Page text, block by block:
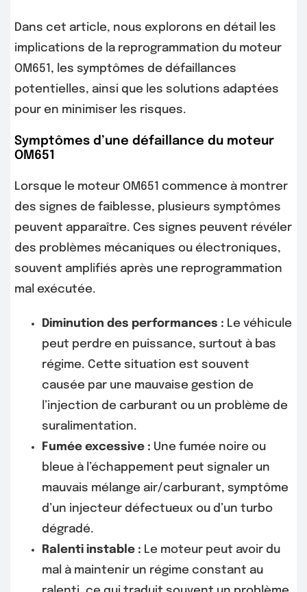
Dans cet article, nous explorons en détail les
implications de la reprogrammation du moteur
OM651, les symptômes de défaillances
potentielles, ainsi que les solutions adaptées
pour en minimiser les risques.
Symptômes d’une défaillance du moteur
OM651
Lorsque le moteur OM651 commence à montrer
des signes de faiblesse, plusieurs symptômes
peuvent apparaître. Ces signes peuvent révéler
des problèmes mécaniques ou électroniques,
souvent amplifiés après une reprogrammation
mal exécutée.
Diminution des performances : Le véhicule
peut perdre en puissance, surtout à bas
régime. Cette situation est souvent
causée par une mauvaise gestion de
l’injection de carburant ou un problème de
suralimentation.
Fumée excessive : Une fumée noire ou
bleue à l’échappement peut signaler un
mauvais mélange air/carburant, symptôme
d’un injecteur défectueux ou d’un turbo
dégradé.
Ralenti instable : Le moteur peut avoir du
mal à maintenir un régime constant au